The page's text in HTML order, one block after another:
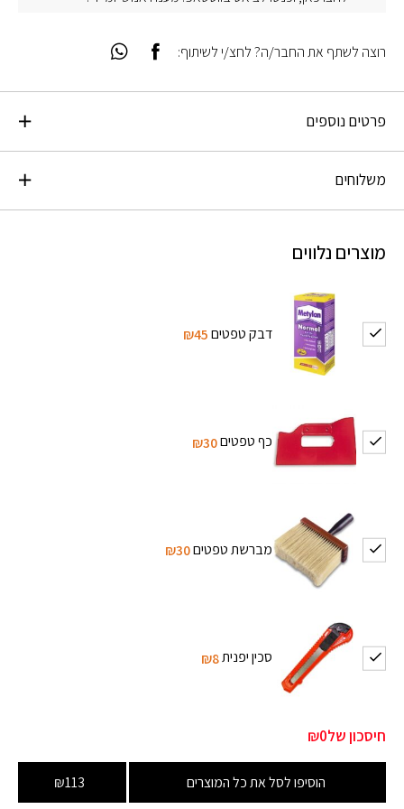
פרטים נוספים
משלוחים
מוצרים נלווים
דבק טפטים₪45
כף טפטים₪30
מברשת טפטים₪30
סכין יפנית₪8
חיסכון של₪0
הוסיפו לסל את כל המוצרים ₪113
רוצה לשתף את החבר/ה? לחצ/י לשיתוף: